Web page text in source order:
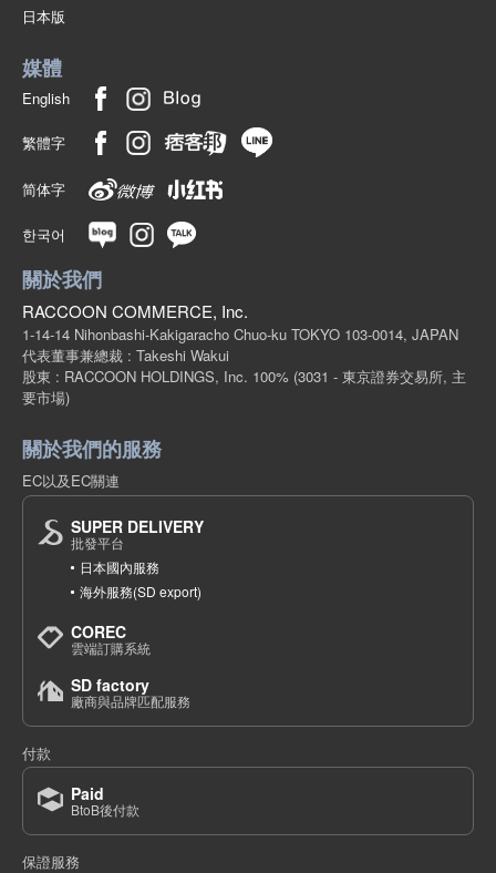
日本版
媒體
English
繁體字
简体字
한국어
關於我們
RACCOON COMMERCE, Inc.
1-14-14 Nihonbashi-Kakigaracho Chuo-ku TOKYO 103-0014, JAPAN
代表董事兼總裁 : Takeshi Wakui
股東 : RACCOON HOLDINGS, Inc. 100% (3031 - 東京證券交易所, 主
要市場)
關於我們的服務
EC以及EC關連
SUPER DELIVERY
批發平台
日本國內服務
海外服務(SD export)
COREC
雲端訂購系統
SD factory
廠商與品牌匹配服務
付款
Paid
BtoB後付款
保證服務